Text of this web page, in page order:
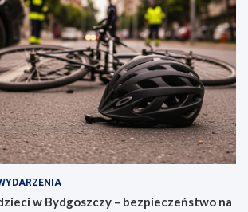
w Bydgoszczy – bezpieczeństwo na